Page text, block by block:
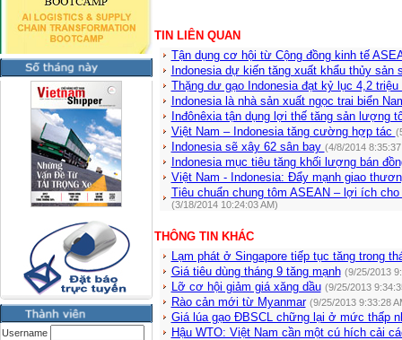
Username
TIN LIÊN QUAN
Tận dụng cơ hội từ Cộng đồng kinh tế
Indonesia dự kiến tăng xuất khẩu thủy sản
Thặng dư gạo Indonesia đạt kỷ lục 4,2
Indonesia là nhà sản xuất ngọc trai biển
Inđônêxia tận dụng lợi thế tăng sản lượng
Việt Nam – Indonesia tăng cường hợp tác
Indonesia sẽ xây 62 sân bay (4/8/2014 8:35:37
Indonesia mục tiêu tăng khối lượng bán
Việt Nam - Indonesia: Đẩy mạnh giao
Tiêu chuẩn chung tôm ASEAN – lợi ích
(3/18/2014 10:24:03 AM)
THÔNG TIN KHÁC
Lạm phát ở Singapore tiếp tục tăng trong
Giá tiêu dùng tháng 9 tăng mạnh (9/25/2013
Lỡ cơ hội giảm giá xăng dầu (9/25/2013
Rào cản mới từ Myanmar (9/25/2013 9:33:28
Giá lúa gạo ĐBSCL chững lại ở mức thấp
Hậu WTO: Việt Nam cần một cú hích cải